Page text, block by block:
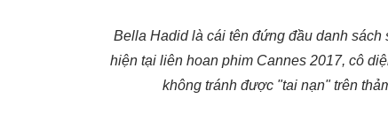
Bella Hadid là cái tên đứng đầu danh sách
hiện tại liên hoan phim Cannes 2017, cô
không tránh được "tai nạn" trên